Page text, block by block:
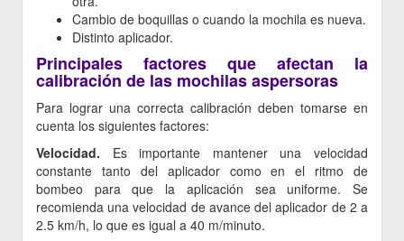
Cambio de boquillas o cuando la mochila es nueva.
Distinto aplicador.
Principales factores que afectan la
calibración de las mochilas aspersoras
Para lograr una correcta calibración deben tomarse en
cuenta los siguientes factores:
Velocidad. Es importante mantener una velocidad
constante tanto del aplicador como en el ritmo de
bombeo para que la aplicación sea uniforme. Se
recomienda una velocidad de avance del aplicador de 2 a
2.5 km/h, lo que es igual a 40 m/minuto.